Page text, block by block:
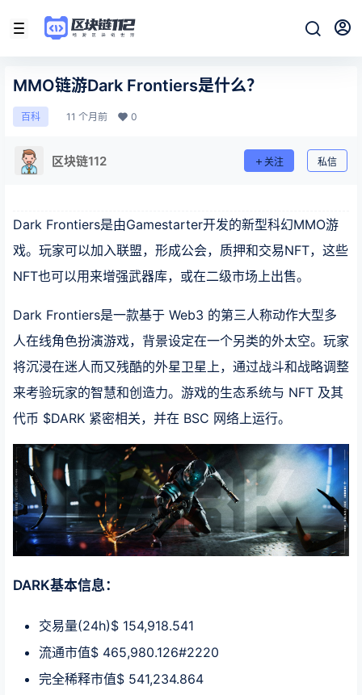
MMO链游Dark Frontiers是什么？
百科 11 个月前 0
区块链112 关注 私信
Dark Frontiers是由Gamestarter开发的新型科幻MMO游
戏。玩家可以加入联盟，形成公会，质押和交易NFT，这些
NFT也可以用来增强武器库，或在二级市场上出售。
Dark Frontiers是一款基于 Web3 的第三人称动作大型多
人在线角色扮演游戏，背景设定在一个另类的外太空。玩家
将沉浸在迷人而又残酷的外星卫星上，通过战斗和战略调整
来考验玩家的智慧和创造力。游戏的生态系统与 NFT 及其
代币 $DARK 紧密相关，并在 BSC 网络上运行。
DARK基本信息：
交易量(24h)$ 154,918.541
流通市值$ 465,980.126#2220
完全稀释市值$ 541,234.864